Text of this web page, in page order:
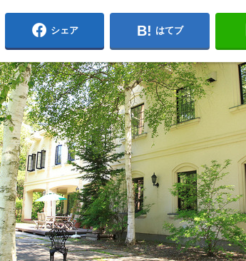
シェア はてブ